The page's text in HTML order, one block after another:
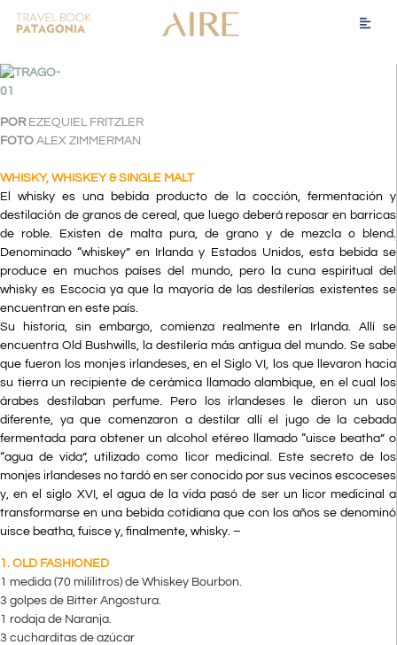
POREZEQUIEL FRITZLER
FOTO ALEX ZIMMERMAN
WHISKY, WHISKEY & SINGLE MALT
El whisky es una bebida producto de la cocción, fermentación y
destilación de granos de cereal, que luego deberá reposar en barricas
de roble. Existen de malta pura, de grano y de mezcla o blend.
Denominado “whiskey” en Irlanda y Estados Unidos, esta bebida se
produce en muchos países del mundo, pero la cuna espiritual del
whisky es Escocia ya que la mayoría de las destilerías existentes se
encuentran en este país.
Su historia, sin embargo, comienza realmente en Irlanda. Allí se
encuentra Old Bushwills, la destilería más antigua del mundo. Se sabe
que fueron los monjes irlandeses, en el Siglo VI, los que llevaron hacia
su tierra un recipiente de cerámica llamado alambique, en el cual los
árabes destilaban perfume. Pero los irlandeses le dieron un uso
diferente, ya que comenzaron a destilar allí el jugo de la cebada
fermentada para obtener un alcohol etéreo llamado “uisce beatha” o
“agua de vida”, utilizado como licor medicinal. Este secreto de los
monjes irlandeses no tardó en ser conocido por sus vecinos escoceses
y, en el siglo XVI, el agua de la vida pasó de ser un licor medicinal a
transformarse en una bebida cotidiana que con los años se denominó
uisce beatha, fuisce y, finalmente, whisky. –
1. OLD FASHIONED
1 medida (70 mililitros) de Whiskey Bourbon.
3 golpes de Bitter Angostura.
1 rodaja de Naranja.
3 cucharditas de azúcar